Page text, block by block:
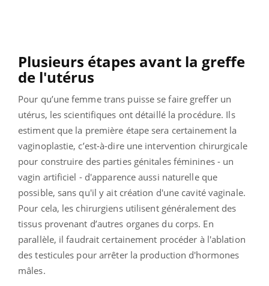
Plusieurs étapes avant la greffe
de l'utérus
Pour qu’une femme trans puisse se faire greffer un
utérus, les scientifiques ont détaillé la procédure. Ils
estiment que la première étape sera certainement la
vaginoplastie, c’est-à-dire une intervention chirurgicale
pour construire des parties génitales féminines - un
vagin artificiel - d'apparence aussi naturelle que
possible, sans qu'il y ait création d'une cavité vaginale.
Pour cela, les chirurgiens utilisent généralement des
tissus provenant d’autres organes du corps. En
parallèle, il faudrait certainement procéder à l'ablation
des testicules pour arrêter la production d'hormones
mâles.